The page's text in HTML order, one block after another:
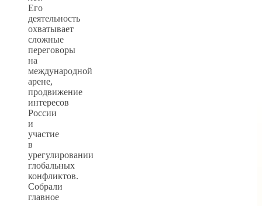
Его
деятельность
охватывает
сложные
переговоры
на
международной
арене,
продвижение
интересов
России
и
участие
в
урегулировании
глобальных
конфликтов.
Собрали
главное